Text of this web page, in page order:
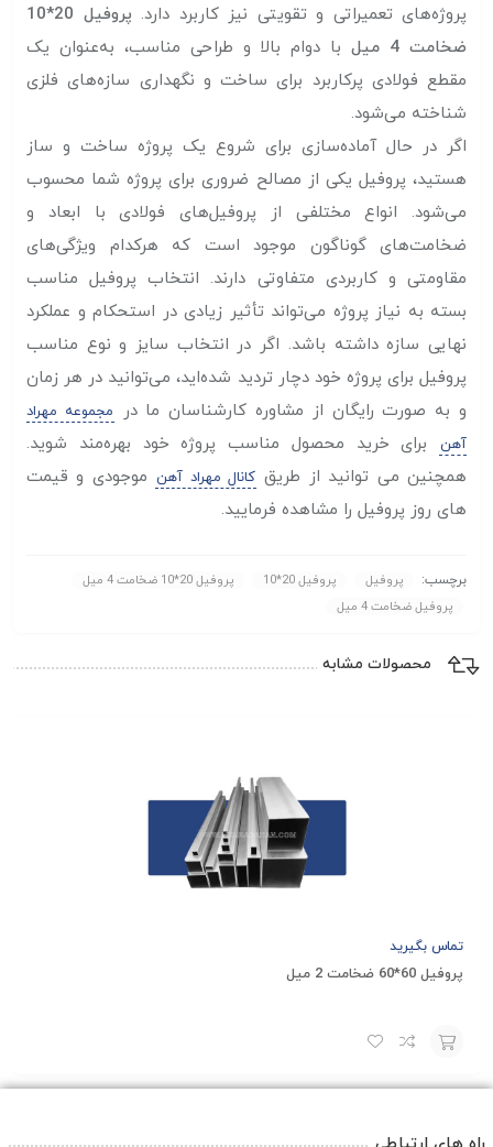
پروژه‌های تعمیراتی و تقویتی نیز کاربرد دارد.
پروفیل 20*10
ضخامت 4 میل
با دوام بالا و طراحی مناسب، به‌عنوان یک
مقطع فولادی پرکاربرد برای ساخت و نگهداری سازه‌های فلزی
شناخته می‌شود.
اگر در حال آماده‌سازی برای شروع یک پروژه ساخت‌ و ساز
هستید، پروفیل یکی از مصالح ضروری برای پروژه شما محسوب
می‌شود. انواع مختلفی از پروفیل‌های فولادی با ابعاد و
ضخامت‌های گوناگون موجود است که هرکدام ویژگی‌های
مقاومتی و کاربردی متفاوتی دارند. انتخاب پروفیل مناسب
بسته به نیاز پروژه می‌تواند تأثیر زیادی در استحکام و عملکرد
نهایی سازه داشته باشد. اگر در انتخاب سایز و نوع مناسب
پروفیل برای پروژه خود دچار تردید شده‌اید، می‌توانید در هر زمان
و به صورت رایگان از مشاوره کارشناسان ما در
مجموعه مهراد
آهن
برای خرید محصول مناسب پروژه خود بهره‌مند شوید.
همچنین می توانید از طریق کانال مهراد آهن موجودی و قیمت
های روز پروفیل را مشاهده فرمایید.
برچسب: پروفیل پروفیل 20*10
پروفیل 20*10 ضخامت 4 میل
پروفیل ضخامت 4 میل
محصولات مشابه
تماس بگیرید
پروفیل 60*60 ضخامت 2 میل